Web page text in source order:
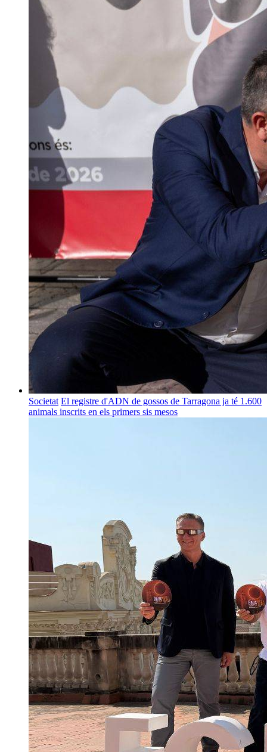
Societat El registre d'ADN de gossos de Tarragona ja té 1.600
animals inscrits en els primers sis mesos